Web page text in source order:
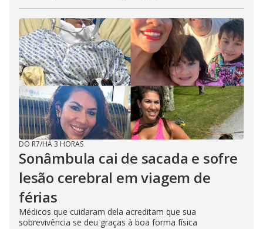
DO R7/HÁ 3 HORAS
Sonâmbula cai de sacada e sofre
lesão cerebral em viagem de
férias
Médicos que cuidaram dela acreditam que sua
sobrevivência se deu graças à boa forma física